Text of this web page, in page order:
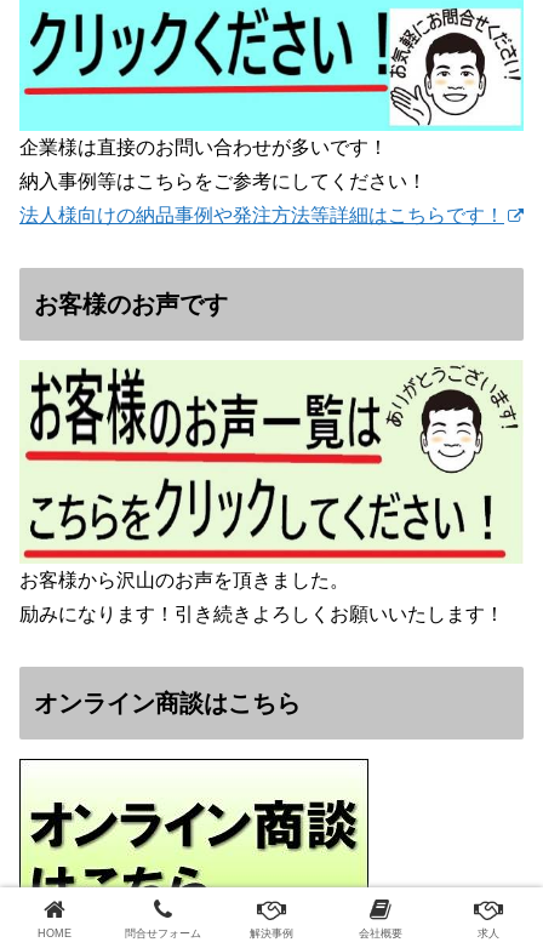
企業様は直接のお問い合わせが多いです！
納入事例等はこちらをご参考にしてください！
法人様向けの納品事例や発注方法等詳細はこちらです！
お客様のお声です
お客様から沢山のお声を頂きました。
励みになります！引き続きよろしくお願いいたします！
オンライン商談はこちら
HOME 問合せフォーム 解決事例 会社概要 求人